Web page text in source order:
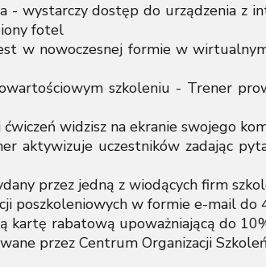
dostęp do urządzenia z
fotel
nowoczesnej formie w wirtualnym
szkoleniu - Trener
widzisz na ekranie swojego
uczestników zadając
przez jedną z wiodących firm
w formie e-mail do
rabatową upoważniającą do 10%
przez Centrum Organizacji